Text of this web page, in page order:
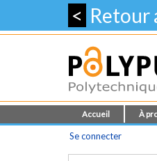
< Retour
Accueil À
Se connecter